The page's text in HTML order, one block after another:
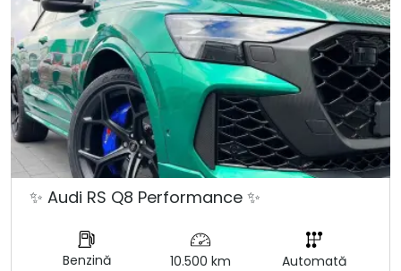
✨ Audi RS Q8 Performance ✨
Benzină 10.500 km Automată